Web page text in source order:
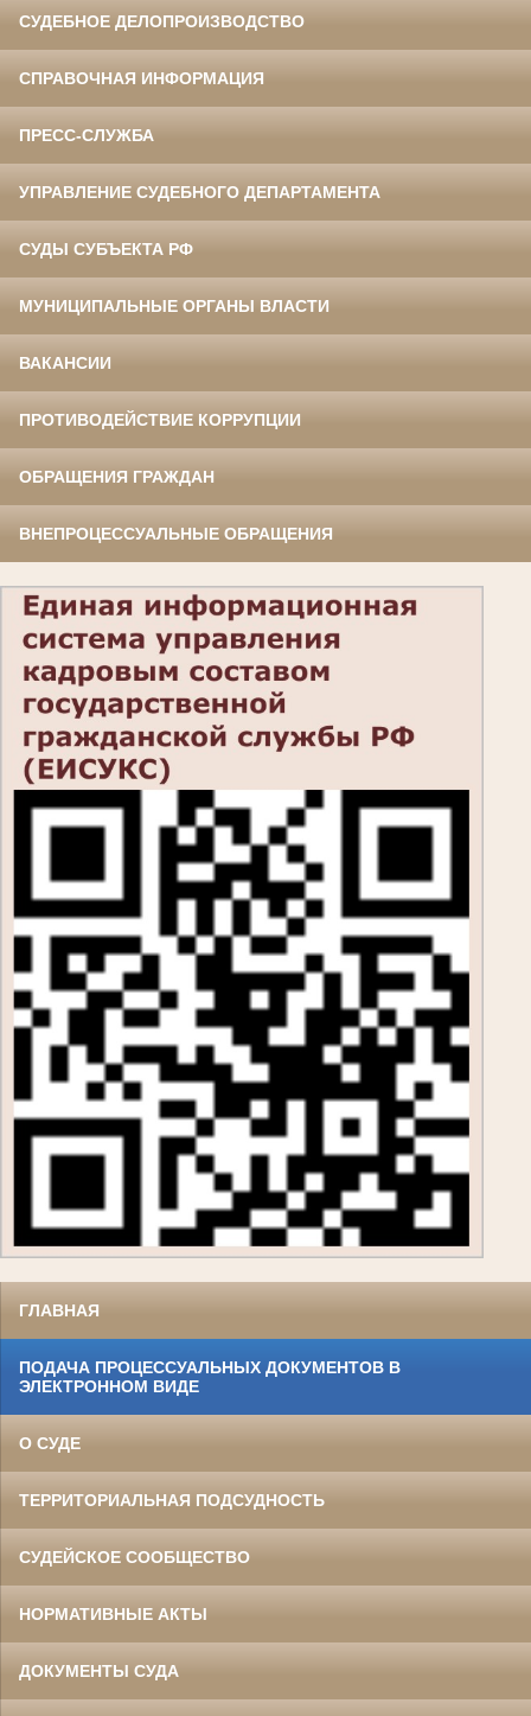
СУДЕБНОЕ ДЕЛОПРОИЗВОДСТВО
СПРАВОЧНАЯ ИНФОРМАЦИЯ
ПРЕСС-СЛУЖБА
УПРАВЛЕНИЕ СУДЕБНОГО ДЕПАРТАМЕНТА
СУДЫ СУБЪЕКТА РФ
МУНИЦИПАЛЬНЫЕ ОРГАНЫ ВЛАСТИ
ВАКАНСИИ
ПРОТИВОДЕЙСТВИЕ КОРРУПЦИИ
ОБРАЩЕНИЯ ГРАЖДАН
ВНЕПРОЦЕССУАЛЬНЫЕ ОБРАЩЕНИЯ
ГЛАВНАЯ
ПОДАЧА ПРОЦЕССУАЛЬНЫХ ДОКУМЕНТОВ В
ЭЛЕКТРОННОМ ВИДЕ
О СУДЕ
ТЕРРИТОРИАЛЬНАЯ ПОДСУДНОСТЬ
СУДЕЙСКОЕ СООБЩЕСТВО
НОРМАТИВНЫЕ АКТЫ
ДОКУМЕНТЫ СУДА